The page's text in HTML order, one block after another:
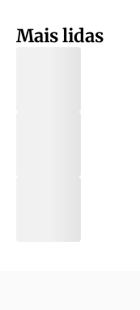
Mais lidas